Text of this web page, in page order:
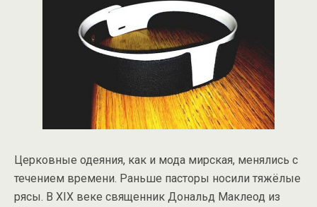
Церковные одеяния, как и мода мирская, менялись с
течением времени. Раньше пасторы носили тяжёлые
рясы. В XIX веке священник Дональд Маклеод из